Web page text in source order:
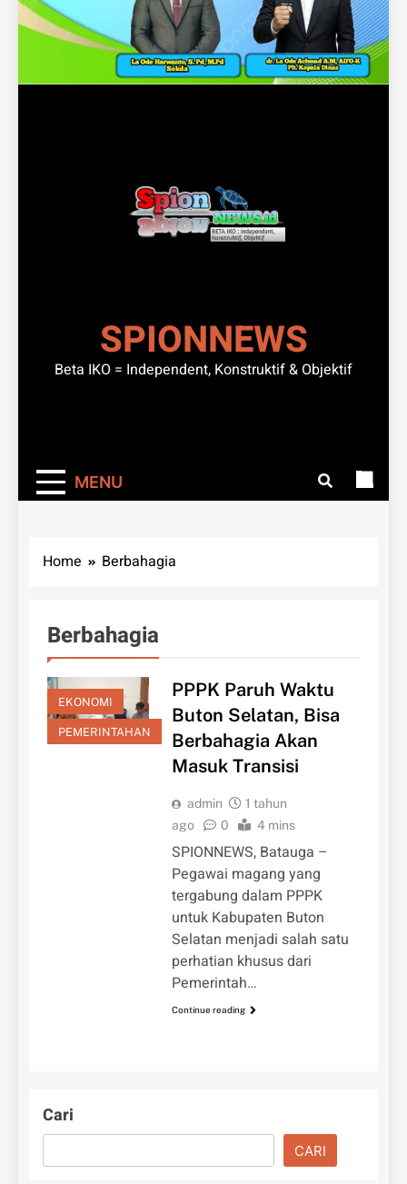
SPIONNEWS
Beta IKO = Independent, Konstruktif & Objektif
MENU
Home Berbahagia
Berbahagia
EKONOMI
PEMERINTAHAN
PPPK Paruh Waktu
Buton Selatan, Bisa
Berbahagia Akan
Masuk Transisi
admin
1 tahun
ago
0 4 mins
SPIONNEWS, Batauga –
Pegawai magang yang
tergabung dalam PPPK
untuk Kabupaten Buton
Selatan menjadi salah satu
perhatian khusus dari
Pemerintah…
Continue reading
Cari
CARI